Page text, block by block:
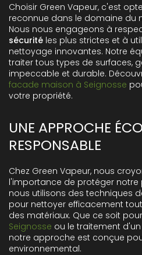
Choisir Green Vapeur, c'est
reconnue dans le domaine du
Nous nous engageons à
sécurité les plus strictes et à
nettoyage innovantes. Notre
traiter tous types de surfaces,
impeccable et durable.
facade maison à Seignosse
votre propriété.
UNE APPROCHE
RESPONSABLE
Chez Green Vapeur, nous
l'importance de protéger notre
nous utilisons des techniques
pour nettoyer efficacement
des matériaux. Que ce soit
Seignosse ou le traitement d'un
notre approche est conçue
environnemental.